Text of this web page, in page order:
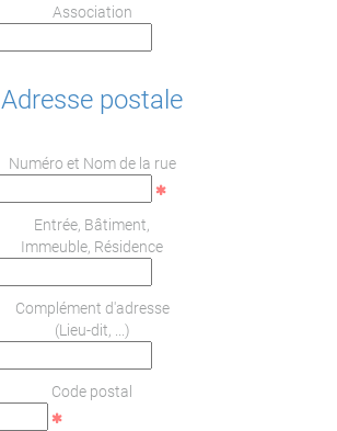
Association
Adresse postale
Numéro et Nom de la rue
Entrée, Bâtiment,
Immeuble, Résidence
Complément d'adresse
(Lieu-dit, ...)
Code postal